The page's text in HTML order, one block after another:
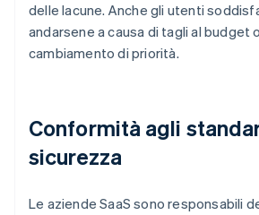
delle lacune. Anche gli utenti
andarsene a causa di tagli al budget
cambiamento di priorità.
Conformità agli
sicurezza
Le aziende SaaS sono responsabili